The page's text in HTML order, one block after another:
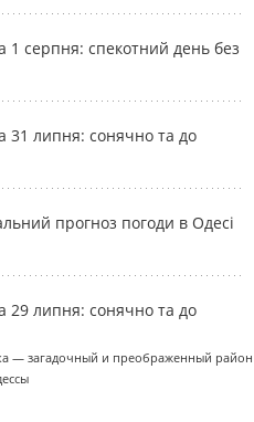
1 серпня: спекотний день без
31 липня: сонячно та до
прогноз погоди в Одесі
29 липня: сонячно та до
— загадочный и преображенный район